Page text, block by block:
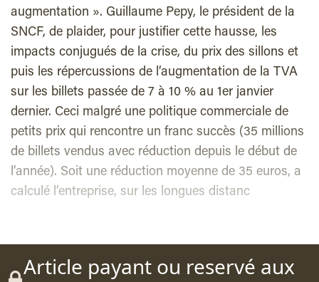
augmentation ». Guillaume Pepy, le président de la
SNCF, de plaider, pour justifier cette hausse, les
impacts conjugués de la crise, du prix des sillons et
puis les répercussions de l’augmentation de la TVA
sur les billets passée de 7 à 10 % au 1er janvier
dernier. Ceci malgré une politique commerciale de
petits prix qui rencontre un franc succès (35 millions
de billets vendus avec réduction depuis le début de
l’année). Soit une réduction moyenne de 35 euros, a
calculé l’entreprise, sur les longues distanc
Article payant ou reservé aux